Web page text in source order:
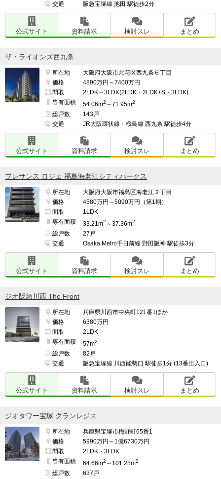
交通
阪急宝塚線 池田 駅徒歩2分
公式サイト 資料請求 検討スレ まとめ
ザ・ライオンズ西九条
所在地
大阪府大阪市此花区西九条６丁目
価格
4890万円～7400万円
間取
2LDK～3LDK(2LDK・2LDK+S・3LDK)
専有面積
54.06m2 ～71.95m2
総戸数
143戸
交通
JR大阪環状線・桜島線 西九条 駅徒歩4分
公式サイト 資料請求 検討スレ まとめ
プレサンス ロジェ 福島海老江シティパークス
所在地
大阪府大阪市福島区海老江２丁目
価格
4580万円～5090万円（第1期）
間取
1LDK
専有面積
33.21m2 ～37.36m2
総戸数
27戸
交通
Osaka Metro千日前線 野田阪神 駅徒歩3分
公式サイト 資料請求 検討スレ まとめ
ジオ阪急川西 The Front
所在地
兵庫県川西市中央町121番1ほか
価格
6380万円
間取
2LDK
専有面積
57m2
総戸数
82戸
交通
阪急宝塚線 川西能勢口 駅徒歩1分 (13番出入口)
公式サイト 資料請求 検討スレ まとめ
ジオタワー宝塚 グランレジス
所在地
兵庫県宝塚市梅野町65番1
価格
5990万円～1億6730万円
間取
2LDK・3LDK
専有面積
64.66m2 ～101.28m2
総戸数
637戸